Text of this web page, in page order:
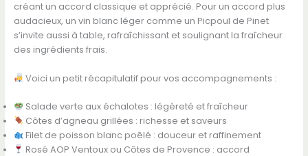
créant un accord classique et apprécié. Pour un accord plus
audacieux, un vin blanc léger comme un Picpoul de Pinet
s’invite aussi à table, rafraîchissant et soulignant la fraîcheur
des ingrédients frais.
Voici un petit récapitulatif pour vos accompagnements :
Salade verte aux échalotes : légèreté et fraîcheur
Côtes d’agneau grillées : richesse et saveurs
Filet de poisson blanc poêlé : douceur et raffinement
Rosé AOP Ventoux ou Côtes de Provence : accord